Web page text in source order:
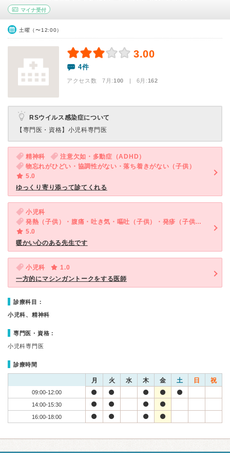
マイナ受付
土曜（〜12:00）
3.00
4件
アクセス数 7月:100 | 6月:162
RSウイルス感染症について
【専門医・資格】 小児科専門医
精神科
注意欠如・多動症（ADHD）
物忘れがひどい・協調性がない・落ち着きがない（子供）
5.0
ゆっくり寄り添って診てくれる
小児科
発熱（子供）・腹痛・吐き気・嘔吐（子供）・発疹（子供）・下痢（子供）
5.0
暖かい心のある先生です
小児科
1.0
一方的にマシンガントークをする医師
診療科目：
小児科、精神科
専門医・資格：
小児科専門医
診療時間
月 火 水 木 金 土 日 祝
09:00-12:00
14:00-15:30
16:00-18:00